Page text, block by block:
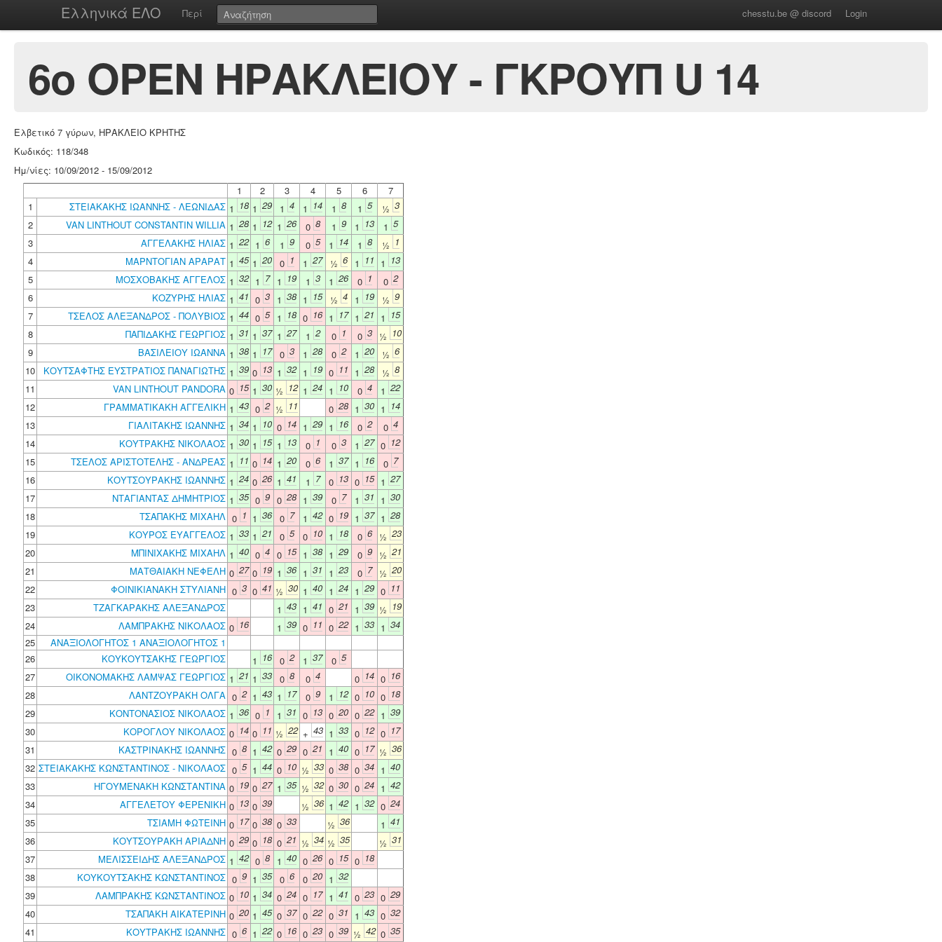
Ελληνικά ΕΛΟ Περί chesstu.be @ discord Login
6o ΟΡΕΝ ΗΡΑΚΛΕΙΟΥ - ΓΚΡΟΥΠ U 14
Ελβετικό 7 γύρων, ΗΡΑΚΛΕΙΟ ΚΡΗΤΗΣ
Κωδικός: 118/348
Ημ/νίες: 10/09/2012 - 15/09/2012
1
2 3 4 5 6
7
1
ΣΤΕΙΑΚΑΚΗΣ ΙΩΑΝΝΗΣ - ΛΕΩΝΙΔΑΣ 1 18 1 29 1 4 1 14 1 8 1 5 ½ 3
2
VAN LINTHOUT CONSTANTIN WILLIA 1 28 1 12 1 26 0 8 1 9 1 13 1 5
3
ΑΓΓΕΛΑΚΗΣ ΗΛΙΑΣ 1 22 1 6 1 9 0 5 1 14 1 8 ½ 1
4
ΜΑΡΝΤΟΓΙΑΝ ΑΡΑΡΑΤ 1 45 1 20 0 1 1 27 ½ 6 1 11 1 13
5
ΜΟΣΧΟΒΑΚΗΣ ΑΓΓΕΛΟΣ 1 32 1 7 1 19 1 3 1 26 0 1 0 2
6
ΚΟΖΥΡΗΣ ΗΛΙΑΣ 1 41 0 3 1 38 1 15 ½ 4 1 19 ½ 9
7
ΤΣΕΛΟΣ ΑΛΕΞΑΝΔΡΟΣ - ΠΟΛΥΒΙΟΣ 1 44 0 5 1 18 0 16 1 17 1 21 1 15
8
ΠΑΠΙΔΑΚΗΣ ΓΕΩΡΓΙΟΣ 1 31 1 37 1 27 1 2 0 1 0 3 ½ 10
9
ΒΑΣΙΛΕΙΟΥ ΙΩΑΝΝΑ 1 38 1 17 0 3 1 28 0 2 1 20 ½ 6
10
ΚΟΥΤΣΑΦΤΗΣ ΕΥΣΤΡΑΤΙΟΣ ΠΑΝΑΓΙΩΤΗΣ 1 39 0 13 1 32 1 19 0 11 1 28 ½ 8
11
VAN LINTHOUT PANDORA 0 15 1 30 ½ 12 1 24 1 10 0 4 1 22
12
ΓΡΑΜΜΑΤΙΚΑΚΗ ΑΓΓΕΛΙΚΗ 1 43 0 2 ½ 11 0 28 1 30 1 14
13
ΓΙΑΛΙΤΑΚΗΣ ΙΩΑΝΝΗΣ 1 34 1 10 0 14 1 29 1 16 0 2 0 4
14
ΚΟΥΤΡΑΚΗΣ ΝΙΚΟΛΑΟΣ 1 30 1 15 1 13 0 1 0 3 1 27 0 12
15
ΤΣΕΛΟΣ ΑΡΙΣΤΟΤΕΛΗΣ - ΑΝΔΡΕΑΣ 1 11 0 14 1 20 0 6 1 37 1 16 0 7
16
ΚΟΥΤΣΟΥΡΑΚΗΣ ΙΩΑΝΝΗΣ 1 24 0 26 1 41 1 7 0 13 0 15 1 27
17
ΝΤΑΓΙΑΝΤΑΣ ΔΗΜΗΤΡΙΟΣ 1 35 0 9 0 28 1 39 0 7 1 31 1 30
18
ΤΣΑΠΑΚΗΣ ΜΙΧΑΗΛ 0 1 1 36 0 7 1 42 0 19 1 37 1 28
19
ΚΟΥΡΟΣ ΕΥΑΓΓΕΛΟΣ 1 33 1 21 0 5 0 10 1 18 0 6 ½ 23
20
ΜΠΙΝΙΧΑΚΗΣ ΜΙΧΑΗΛ 1 40 0 4 0 15 1 38 1 29 0 9 ½ 21
21
ΜΑΤΘΑΙΑΚΗ ΝΕΦΕΛΗ 0 27 0 19 1 36 1 31 1 23 0 7 ½ 20
22
ΦΟΙΝΙΚΙΑΝΑΚΗ ΣΤΥΛΙΑΝΗ 0 3 0 41 ½ 30 1 40 1 24 1 29 0 11
23
ΤΖΑΓΚΑΡΑΚΗΣ ΑΛΕΞΑΝΔΡΟΣ 1 43 1 41 0 21 1 39 ½ 19
24
ΛΑΜΠΡΑΚΗΣ ΝΙΚΟΛΑΟΣ 0 16 1 39 0 11 0 22 1 33 1 34
25
ΑΝΑΞΙΟΛΟΓΗΤΟΣ 1 ΑΝΑΞΙΟΛΟΓΗΤΟΣ 1
26
ΚΟΥΚΟΥΤΣΑΚΗΣ ΓΕΩΡΓΙΟΣ 1 16 0 2 1 37 0 5
27
ΟΙΚΟΝΟΜΑΚΗΣ ΛΑΜΨΑΣ ΓΕΩΡΓΙΟΣ 1 21 1 33 0 8 0 4 0 14 0 16
28
ΛΑΝΤΖΟΥΡΑΚΗ ΟΛΓΑ 0 2 1 43 1 17 0 9 1 12 0 10 0 18
29
ΚΟΝΤΟΝΑΣΙΟΣ ΝΙΚΟΛΑΟΣ 1 36 0 1 1 31 0 13 0 20 0 22 1 39
30
ΚΟΡΟΓΛΟΥ ΝΙΚΟΛΑΟΣ 0 14 0 11 ½ 22 + 43 1 33 0 12 0 17
31
ΚΑΣΤΡΙΝΑΚΗΣ ΙΩΑΝΝΗΣ 0 8 1 42 0 29 0 21 1 40 0 17 ½ 36
32 ΣΤΕΙΑΚΑΚΗΣ ΚΩΝΣΤΑΝΤΙΝΟΣ - ΝΙΚΟΛΑΟΣ 0 5 1 44 0 10 ½ 33 0 38 0 34 1 40
33
ΗΓΟΥΜΕΝΑΚΗ ΚΩΝΣΤΑΝΤΙΝΑ 0 19 0 27 1 35 ½ 32 0 30 0 24 1 42
34
ΑΓΓΕΛΕΤΟΥ ΦΕΡΕΝΙΚΗ 0 13 0 39 ½ 36 1 42 1 32 0 24
35
ΤΣΙΑΜΗ ΦΩΤΕΙΝΗ 0 17 0 38 0 33 ½ 36 1 41
36
ΚΟΥΤΣΟΥΡΑΚΗ ΑΡΙΑΔΝΗ 0 29 0 18 0 21 ½ 34 ½ 35 ½ 31
37
ΜΕΛΙΣΣΕΙΔΗΣ ΑΛΕΞΑΝΔΡΟΣ 1 42 0 8 1 40 0 26 0 15 0 18
38
ΚΟΥΚΟΥΤΣΑΚΗΣ ΚΩΝΣΤΑΝΤΙΝΟΣ 0 9 1 35 0 6 0 20 1 32
39
ΛΑΜΠΡΑΚΗΣ ΚΩΝΣΤΑΝΤΙΝΟΣ 0 10 1 34 0 24 0 17 1 41 0 23 0 29
40
ΤΣΑΠΑΚΗ ΑΙΚΑΤΕΡΙΝΗ 0 20 1 45 0 37 0 22 0 31 1 43 0 32
41
ΚΟΥΤΡΑΚΗΣ ΙΩΑΝΝΗΣ 0 6 1 22 0 16 0 23 0 39 ½ 42 0 35